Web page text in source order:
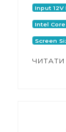
Input 12V
Intel Core
Screen
ЧИТАТИ